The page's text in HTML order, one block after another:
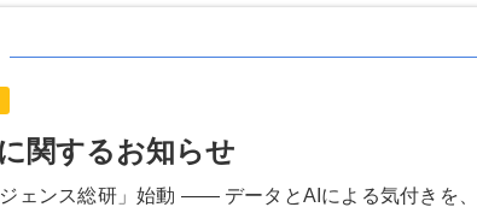
関するお知らせ
ェンス総研」始動 ―― データとAIによる気付きを